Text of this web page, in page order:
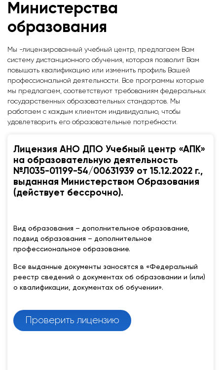
Министерства
образования
Мы -лицензированный учебный центр, предлагаем Вам
систему дистанционного обучения, которая позволит Вам
повышать квалификацию или изменить профиль Вашей
профессиональной деятельности. Все программы которые
мы предлагаем, соответствуют требованиям федеральных
государственных образовательных стандартов. Мы
работаем с каждым клиентом индивидуально, чтобы
удовлетворить его образовательные потребности.
Лицензия АНО ДПО Учебный центр «АПК»
на образовательную деятельность
№Л035-01199-54/00631939 от 15.12.2022 г.,
выданная Министерством Образования
(действует бессрочно).
Вид образования – дополнительное образование,
подвид образования – дополнительное
профессиональное образование.
Все выданные документы заносятся в «Федеральный
реестр сведений о документах об образовании и (или)
о квалификации, документах об обучении».
Проверить лицензию